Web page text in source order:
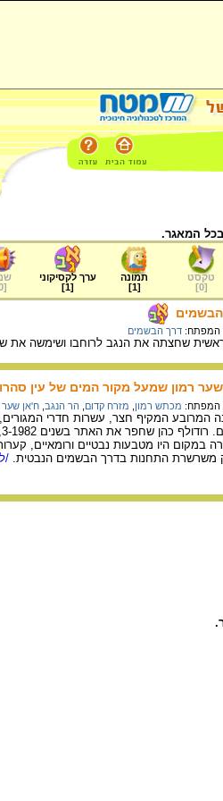
בכל המאגר.
טקסט
[
0
]
תמונה
[
1
]
ערך לקסיקוני
[
1
]
[
המפתח: דרך הבשמים
שחצתה את הנגב לרוחבו ושימשה את
רמון שמעל מקור המים של עין
המפתח: מכתש רמון מזרח קדום הר הנגב ח'אן שער
במקום היו מטבעות נבטיים ורומאיים,
משרשרת התחנות בדרך הבשמים הנבטית. /